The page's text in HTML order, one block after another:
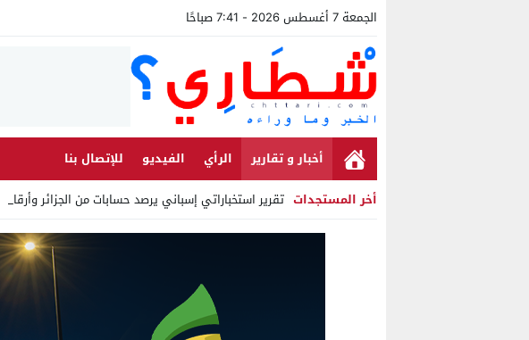
الجمعة 7 أغسطس 2026 - 7:41 صباحًا
أخبار و تقارير الرأي الفيديو
للإتصال بنا
أخر المستجدات تقرير استخباراتي إسباني يرصد حسابات من الجزائر وأرقاما بـ”213+_
Stop